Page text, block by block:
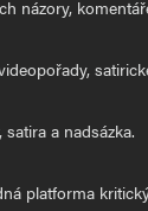
názory,
a nadsázka.
platforma